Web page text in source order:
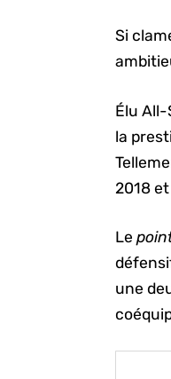
Si
Élu All-
la
2018
Le
une